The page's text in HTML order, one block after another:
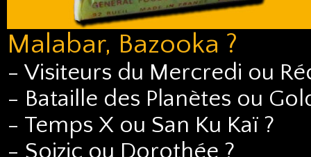
Malabar, Bazooka ?
- Visiteurs du Mercredi ou
- Bataille des Planètes ou
- Temps X ou San Ku Kaï ?
- Soizic ou Dorothée ?